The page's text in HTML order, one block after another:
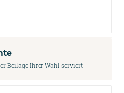
Beilage Ihrer Wahl serviert.